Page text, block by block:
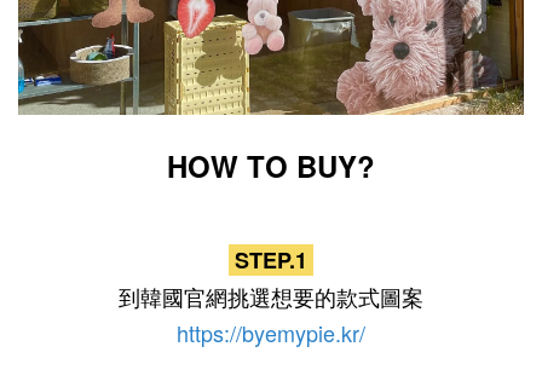
HOW TO BUY?
STEP.1
到韓國官網挑選想要的款式圖案
https://byemypie.kr/